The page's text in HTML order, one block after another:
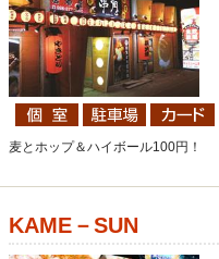
麦とホップ＆ハイボール100円！
KAME－SUN